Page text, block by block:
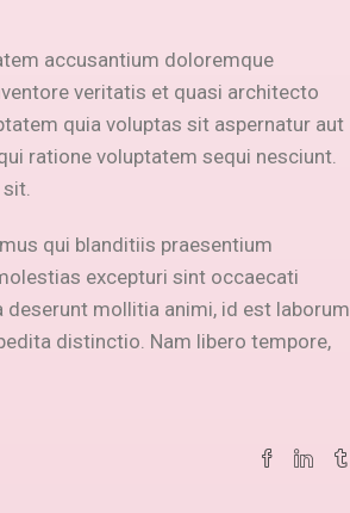
accusantium doloremque
veritatis et quasi architecto
quia voluptas sit aspernatur aut
ratione voluptatem sequi nesciunt.
qui blanditiis praesentium
excepturi sint occaecati
mollitia animi, id est laborum
distinctio. Nam libero tempore,